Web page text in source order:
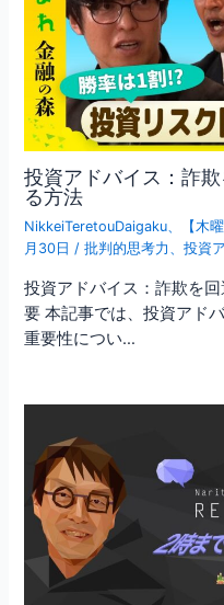
投資アドバイス：詐
る方法
NikkeiTeretouDaigaku、 【木
月30日 /批判的思考力 、投資
投資アドバイス：詐欺を
要 本記事では、投資アド
重要性につい…